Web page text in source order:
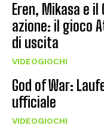
Eren, Mikasa e
azione: il gioco
di uscita
VIDEOGIOCHI
God of War:
ufficiale
VIDEOGIOCHI